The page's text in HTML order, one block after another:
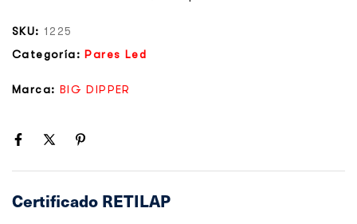
SKU: 1225
Categoría: Pares Led
Marca: BIG DIPPER
Certificado RETILAP